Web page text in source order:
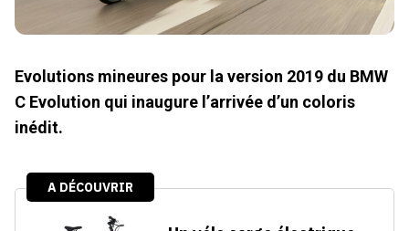
Evolutions mineures pour la version 2019 du BMW
C Evolution qui inaugure l’arrivée d’un coloris
inédit.